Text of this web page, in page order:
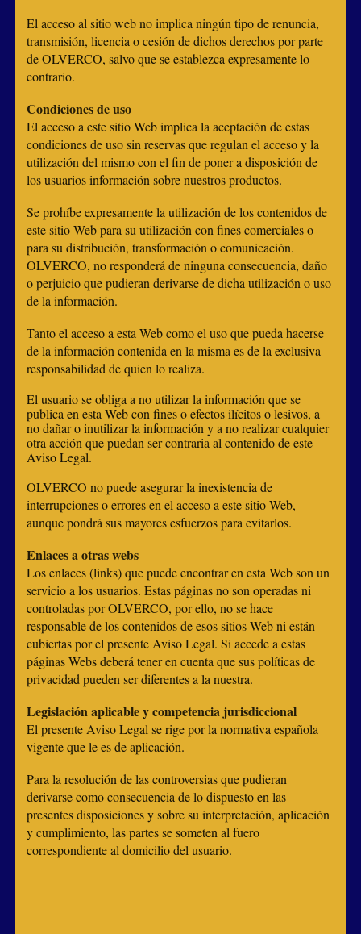
El acceso al sitio web no implica ningún tipo de renuncia,
transmisión, licencia o cesión de dichos derechos por parte
de OLVERCO, salvo que se establezca expresamente lo
contrario.
Condiciones de uso
El acceso a este sitio Web implica la aceptación de estas
condiciones de uso sin reservas que regulan el acceso y la
utilización del mismo con el fin de poner a disposición de
los usuarios información sobre nuestros productos.
Se prohíbe expresamente la utilización de los contenidos de
este sitio Web para su utilización con fines comerciales o
para su distribución, transformación o comunicación.
OLVERCO, no responderá de ninguna consecuencia, daño
o perjuicio que pudieran derivarse de dicha utilización o uso
de la información.
Tanto el acceso a esta Web como el uso que pueda hacerse
de la información contenida en la misma es de la exclusiva
responsabilidad de quien lo realiza.
El usuario se obliga a no utilizar la información que se
publica en esta Web con fines o efectos ilícitos o lesivos, a
no dañar o inutilizar la información y a no realizar cualquier
otra acción que puedan ser contraria al contenido de este
Aviso Legal.
OLVERCO no puede asegurar la inexistencia de
interrupciones o errores en el acceso a este sitio Web,
aunque pondrá sus mayores esfuerzos para evitarlos.
Enlaces a otras webs
Los enlaces (links) que puede encontrar en esta Web son un
servicio a los usuarios. Estas páginas no son operadas ni
controladas por OLVERCO, por ello, no se hace
responsable de los contenidos de esos sitios Web ni están
cubiertas por el presente Aviso Legal. Si accede a estas
páginas Webs deberá tener en cuenta que sus políticas de
privacidad pueden ser diferentes a la nuestra.
Legislación aplicable y competencia jurisdiccional
El presente Aviso Legal se rige por la normativa española
vigente que le es de aplicación.
Para la resolución de las controversias que pudieran
derivarse como consecuencia de lo dispuesto en las
presentes disposiciones y sobre su interpretación, aplicación
y cumplimiento, las partes se someten al fuero
correspondiente al domicilio del usuario.